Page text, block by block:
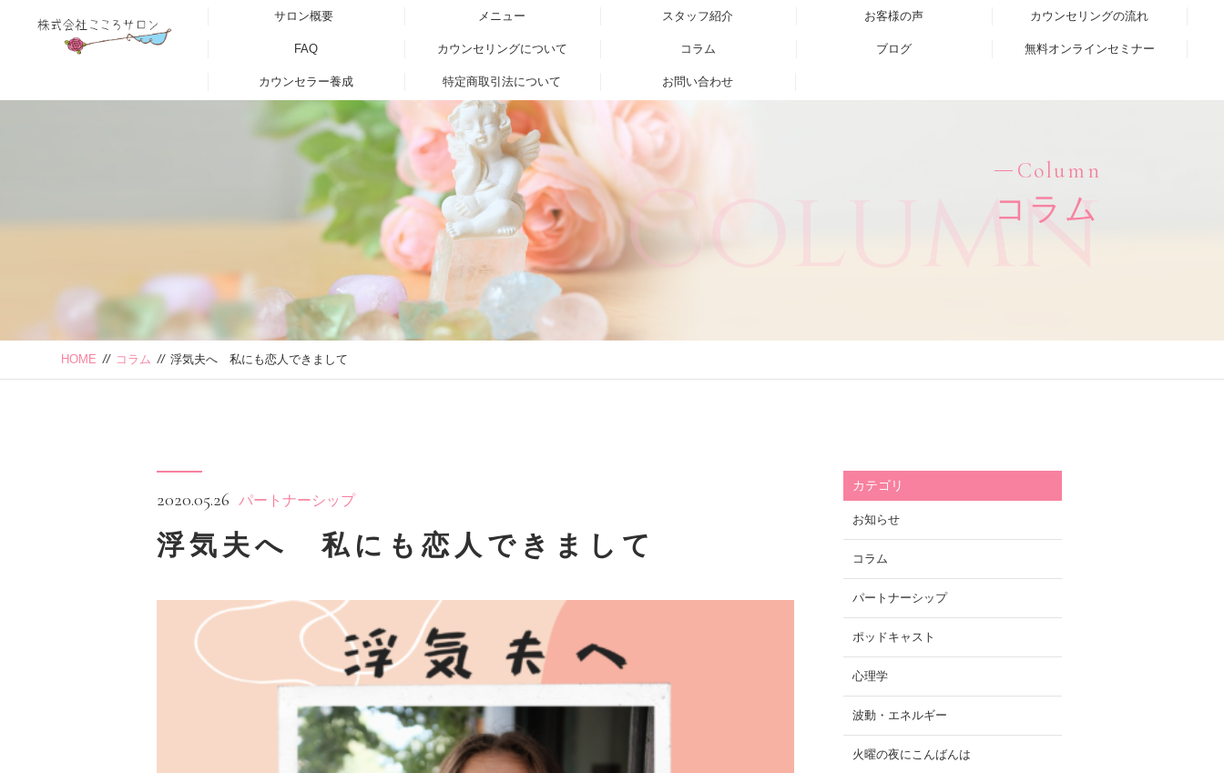
サロン概要 メニュー スタッフ紹介 お客様の声 カウンセリングの流れ
FAQ カウンセリングについて コラム ブログ 無料オンラインセミナー
カウンセラー養成 特定商取引法について お問い合わせ
Column
コラム
Column
HOME // コラム // 浮気夫へ 私にも恋人できまして
2020.05.26 パートナーシップ
浮気夫へ 私にも恋人できまして
カテゴリ
お知らせ
コラム
パートナーシップ
ポッドキャスト
心理学
波動・エネルギー
火曜の夜にこんばんは